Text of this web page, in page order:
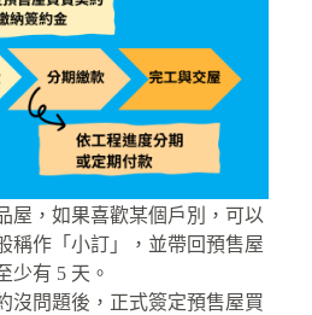
屋，如果喜歡某個戶別，可以
稱作「小訂」，並帶回預售屋
少有 5 天。
沒問題後，正式簽定預售屋買